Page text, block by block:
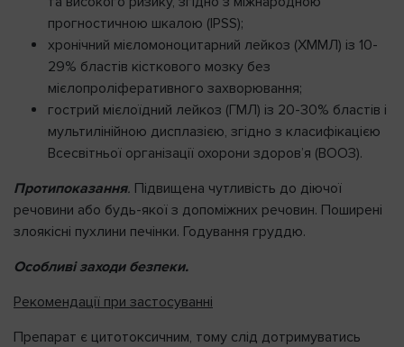
прогностичною шкалою (IPSS);
хронічний мієломоноцитарний лейкоз (ХММЛ) із 10-
29% бластів кісткового мозку без
мієлопроліферативного захворювання;
гострий мієлоїдний лейкоз (ГМЛ) із 20-30% бластів і
мультилінійною дисплазією, згідно з класифікацією
Всесвітньої організації охорони здоров’я (ВООЗ).
Протипоказання. Підвищена чутливість до діючої
речовини або будь-якої з допоміжних речовин. Поширені
злоякісні пухлини печінки. Годування груддю.
Особливі заходи безпеки.
Рекомендації при застосуванні
Препарат є цитотоксичним, тому слід дотримуватись